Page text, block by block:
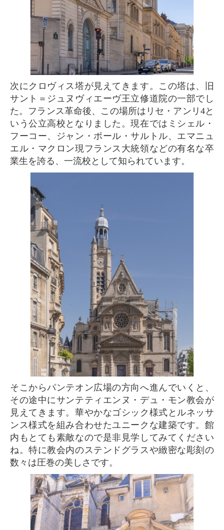
次にクロヴィス塔が見えてきます。この塔は、旧
サント＝ジュヌヴィエーヴ王立修道院の一部でし
た。フランス革命後、この場所はリセ・アンリ4と
いう公立高校となりました。現在ではミシェル・
フーコー、ジャン・ポール・サルトル、エマニュ
エル・マクロン現フランス大統領などの有名な卒
業生を誇る、一流校として知られています。
そこからパンテオン広場の方向へ進んでいくと、
その途中にサンテティエンヌ・デュ・モン教会が
見えてきます。華やかなゴシック様式とルネッサ
ンス様式を組み合わせたユニークな建築です。館
内もとても素敵なので是非見学してみてください
ね。特に教会内のステンドグラスや緻密な彫刻の
数々は圧巻の美しさです。